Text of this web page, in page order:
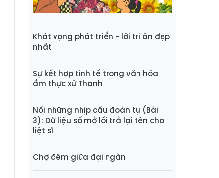
Khát vọng phát triển - lời tri ân đẹp
nhất
Sự kết hợp tinh tế trong văn hóa
ẩm thực xứ Thanh
Nối những nhịp cầu đoàn tụ (Bài
3): Dữ liệu số mở lối trả lại tên cho
liệt sĩ
Chợ đêm giữa đại ngàn